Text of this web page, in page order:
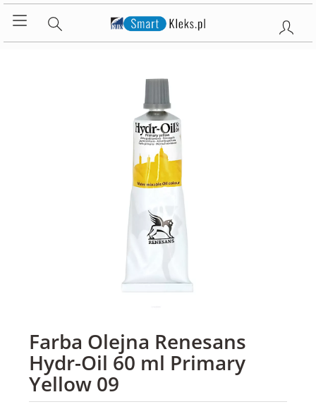
Farba Olejna Renesans
Hydr-Oil 60 ml Primary
Yellow 09